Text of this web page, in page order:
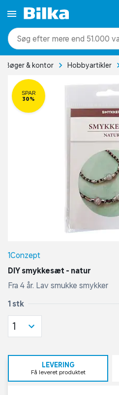
mere end 51.000
Bøger & kontor Hobbyartikler
SPAR
30%
1Conzept
DIY smykkesæt - natur
Fra 4 år. Lav smukke smykker
1 stk
1
LEVERING
Få leveret produktet